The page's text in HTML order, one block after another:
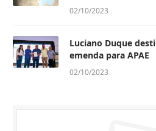
02/10/2023
Luciano Duque
emenda para APAE
02/10/2023